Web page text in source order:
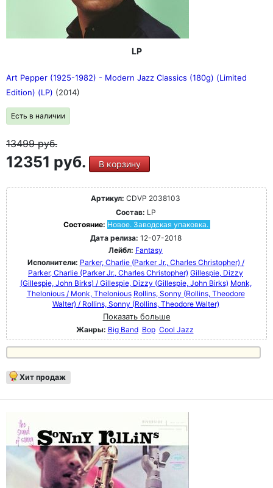
LP
Art Pepper (1925-1982) - Modern Jazz Classics (180g) (Limited
Edition) (LP) (2014)
Есть в наличии
13499руб.
12351 руб. В корзину
Артикул: CDVP 2038103
Состав: LP
Состояние: Новое. Заводская упаковка.
Дата релиза: 12-07-2018
Лейбл: Fantasy
Исполнители: Parker, Charlie (Parker Jr., Charles Christopher) /
Parker, Charlie (Parker Jr., Charles Christopher) Gillespie, Dizzy
(Gillespie, John Birks) / Gillespie, Dizzy (Gillespie, John Birks) Monk,
Thelonious / Monk, Thelonious Rollins, Sonny (Rollins, Theodore
Walter) / Rollins, Sonny (Rollins, Theodore Walter)
Показать больше
Жанры: Big Band Bop Cool Jazz
Хит продаж